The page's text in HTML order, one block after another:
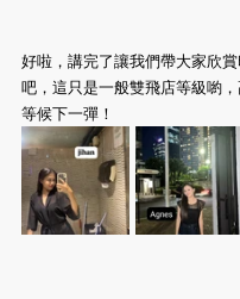
好啦，講完了讓我們帶大家欣
吧，這只是一般雙飛店等級喲
等候下一彈！